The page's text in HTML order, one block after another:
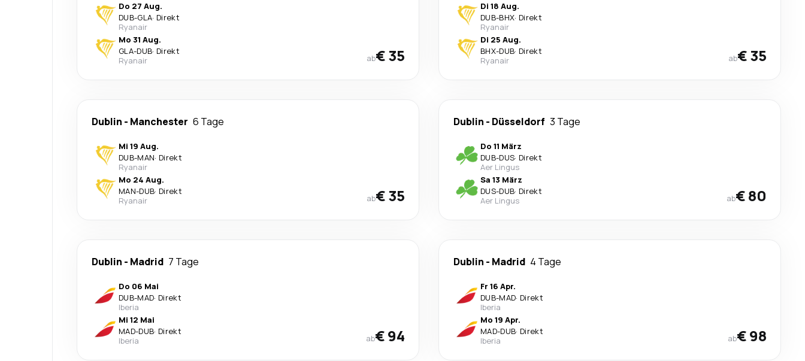
Do 27 Aug.
DUB-GLA· Direkt
Ryanair
Mo 31 Aug.
GLA-DUB· Direkt
Ryanair
ab€ 35
Di 18 Aug.
DUB-BHX· Direkt
Ryanair
Di 25 Aug.
BHX-DUB· Direkt
Ryanair
ab€ 35
Dublin - Manchester 6 Tage
Mi 19 Aug.
DUB-MAN· Direkt
Ryanair
Mo 24 Aug.
MAN-DUB· Direkt
Ryanair
ab€ 35
Dublin - Düsseldorf 3 Tage
Do 11 März
DUB-DUS· Direkt
Aer Lingus
Sa 13 März
DUS-DUB· Direkt
Aer Lingus
ab€ 80
Dublin - Madrid 7 Tage
Do 06 Mai
DUB-MAD· Direkt
Iberia
Mi 12 Mai
MAD-DUB· Direkt
Iberia
ab€ 94
Dublin - Madrid 4 Tage
Fr 16 Apr.
DUB-MAD· Direkt
Iberia
Mo 19 Apr.
MAD-DUB· Direkt
Iberia
ab€ 98